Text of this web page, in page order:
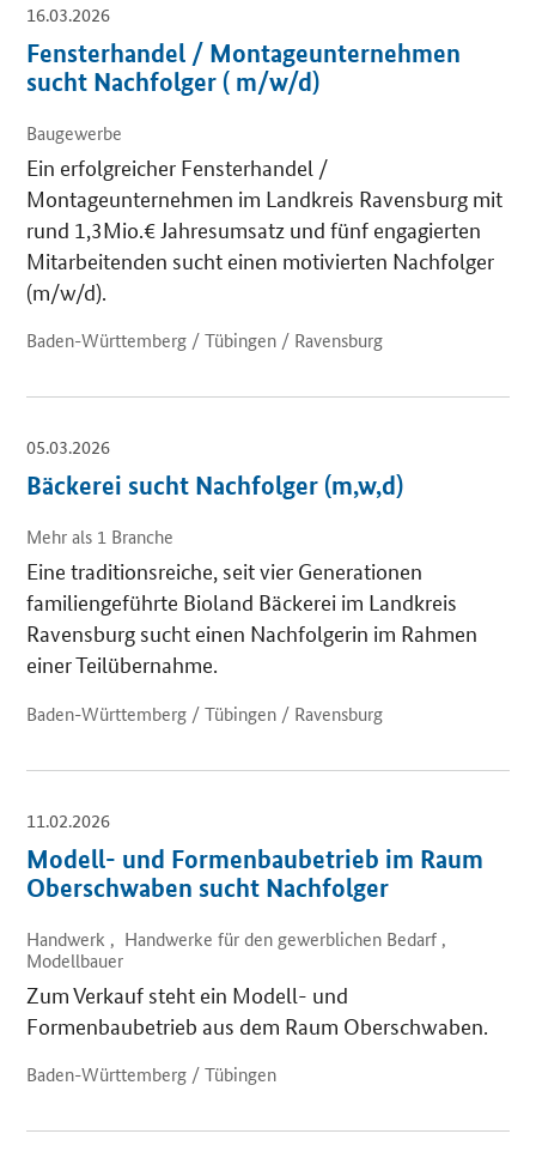
16.03.2026
Fensterhandel / Montageunternehmen
sucht Nachfolger ( m/w/d)
Baugewerbe
Ein erfolgreicher Fensterhandel /
Montageunternehmen im Landkreis Ravensburg mit
rund 1,3Mio.€ Jahresumsatz und fünf engagierten
Mitarbeitenden sucht einen motivierten Nachfolger
(m/w/d).
Baden-Württemberg / Tübingen / Ravensburg
05.03.2026
Bäckerei sucht Nachfolger (m,w,d)
Mehr als 1 Branche
Eine traditionsreiche, seit vier Generationen
familiengeführte Bioland Bäckerei im Landkreis
Ravensburg sucht einen Nachfolgerin im Rahmen
einer Teilübernahme.
Baden-Württemberg / Tübingen / Ravensburg
11.02.2026
Modell- und Formenbaubetrieb im Raum
Oberschwaben sucht Nachfolger
Handwerk , Handwerke für den gewerblichen Bedarf ,
Modellbauer
Zum Verkauf steht ein Modell- und
Formenbaubetrieb aus dem Raum Oberschwaben.
Baden-Württemberg / Tübingen